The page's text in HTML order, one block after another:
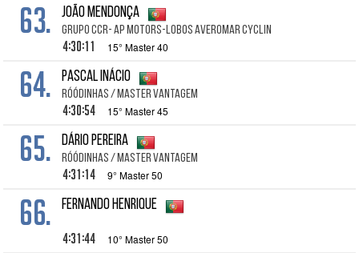
63. João Mendonça
Grupo ccr- Ap motors-Lobos Averomar Cyclin
4:30:11 15° Master 40
64. Pascal Inácio
RÓÓDINHAS / Master Vantagem
4:30:54 15° Master 45
65. Dário Pereira
RÓÓDINHAS / Master Vantagem
4:31:14 9° Master 50
66. Fernando Henrique
4:31:44 10° Master 50